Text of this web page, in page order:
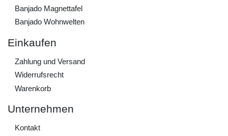
Banjado Magnettafel
Banjado Wohnwelten
Einkaufen
Zahlung und Versand
Widerrufs­recht
Warenkorb
Unternehmen
Kontakt